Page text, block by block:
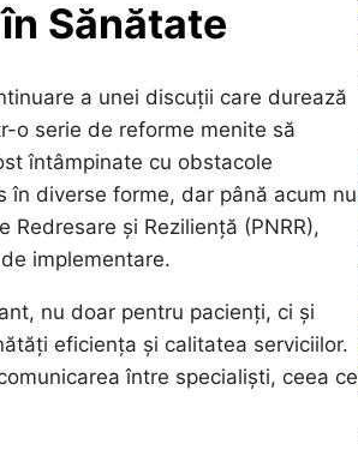
Sănătate
a unei discuții care durează
o serie de reforme menite să
întâmpinate cu obstacole
diverse forme, dar până acum nu
și Reziliență (PNRR),
implementare.
nu doar pentru pacienți, ci și
eficiența și calitatea serviciilor.
între specialiști, ceea ce